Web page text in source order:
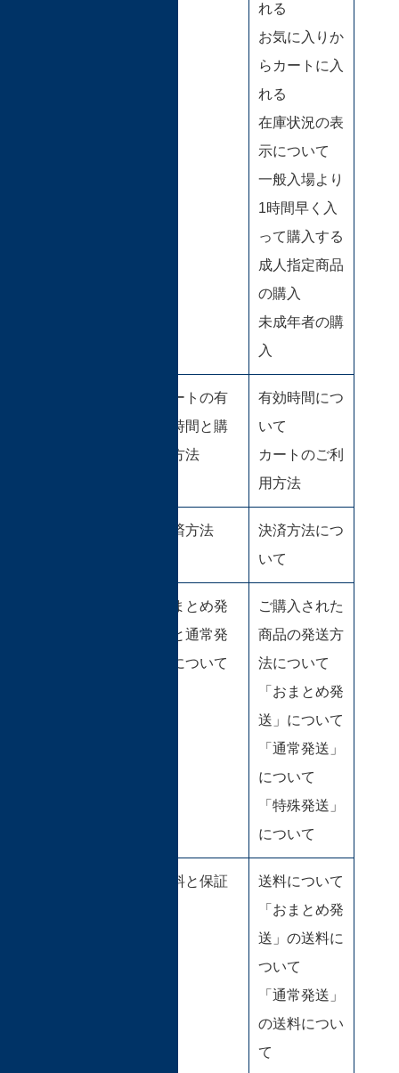
れる
お気に入りか
らカートに入
れる
在庫状況の表
示について
一般入場より
1時間早く入
って購入する
成人指定商品
の購入
未成年者の購
入
カートの有
効時間と購
入方法
有効時間につ
いて
カートのご利
用方法
決済方法
決済方法につ
いて
おまとめ発
送と通常発
送について
ご購入された
商品の発送方
法について
「おまとめ発
送」について
「通常発送」
について
「特殊発送」
について
送料と保証
送料について
「おまとめ発
送」の送料に
ついて
「通常発送」
の送料につい
て